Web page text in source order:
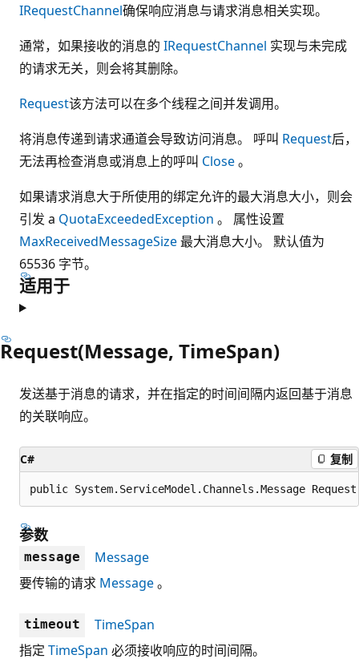
IRequestChannel确保响应消息与请求消息相关实现。
通常，如果接收的消息的 IRequestChannel 实现与未完成
的请求无关，则会将其删除。
Request该方法可以在多个线程之间并发调用。
将消息传递到请求通道会导致访问消息。 呼叫 Request后，
无法再检查消息或消息上的呼叫 Close。
如果请求消息大于所使用的绑定允许的最大消息大小，则会
引发 a QuotaExceededException 。 属性设置
MaxReceivedMessageSize最大消息大小。 默认值为
65536 字节。
适用于
Request(Message, TimeSpan)
发送基于消息的请求，并在指定的时间间隔内返回基于消息
的关联响应。
C# 复制
public System.ServiceModel.Channels.Message
参数
message
Message
要传输的请求 Message。
timeout
TimeSpan
指定 TimeSpan 必须接收响应的时间间隔。